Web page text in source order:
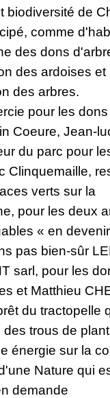
biodiversité de
comme
des dons
des ardoises et
des arbres.
pour les
Coeure, Jean-
du parc pour
Clinquemaille,
verts sur la
pour les deux
« en
pas bien-sûr
sarl, pour les
et Matthieu
du tractopelle
des trous de
énergie sur la
Nature qui
demande